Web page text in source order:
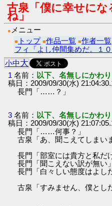
古泉「僕に幸せに
ね」
● メニュー
■ トップ ■作品一覧 ■作者一覧
フィ「よし仲間集めだ。１０
小中大
1 名前： 以下、名無しにかわ
稿日：2009/09/30(水)
長門「……？」
3 名前： 以下、名無しにかわ
稿日：2009/09/30(水)
長門「……何事？」
古泉「あ、聞こえてしまい
長門「部室には貴方と私だ
長門「聞こえない訳が無い」
長門「白々しい態度はよし
古泉「すみません、僕とし